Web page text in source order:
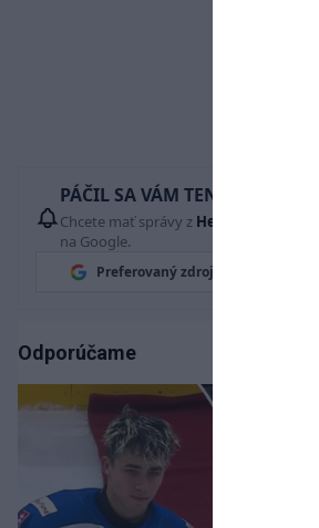
PÁČIL SA VÁM TENTO ČLÁNOK?
Chcete mať správy z Hetrik.sk
na Google.
Preferovaný zdroj
Odporúčame